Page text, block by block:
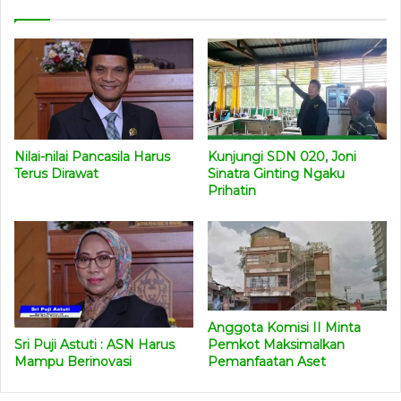
Nilai-nilai Pancasila Harus
Terus Dirawat
Kunjungi SDN 020, Joni
Sinatra Ginting Ngaku
Prihatin
Sri Puji Astuti : ASN Harus
Mampu Berinovasi
Anggota Komisi II Minta
Pemkot Maksimalkan
Pemanfaatan Aset